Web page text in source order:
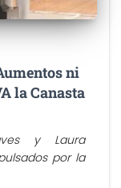
ni
la Canasta
y Laura
por la